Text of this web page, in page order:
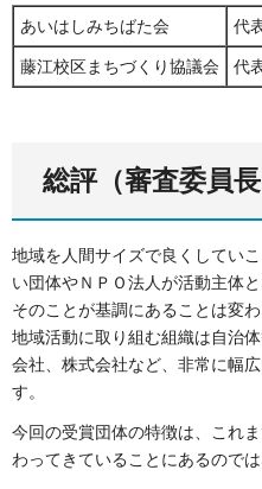
あいはしみちばた会 代
藤江校区まちづくり協議会 代
総評（審査委員長
地域を人間サイズで良くしてい
い団体やＮＰＯ法人が活動主体
そのことが基調にあることは変
地域活動に取り組む組織は自治
会社、株式会社など、非常に幅
す。
今回の受賞団体の特徴は、これ
わってきていることにあるのでは